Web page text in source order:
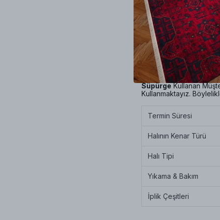
YüzeyiTüysüzOlup
saçaksız olupÇoban
Teknolojili Makinalar
ve AlerjisiOlan
Dokusu Sayesinde Bir
Silerek Temizlemeniz
Süpürge Kullanan
Kullanmaktayız.
Termin Süresi
Halının Kenar Türü
Halı Tipi
Yıkama & Bakım
İplik Çeşitleri